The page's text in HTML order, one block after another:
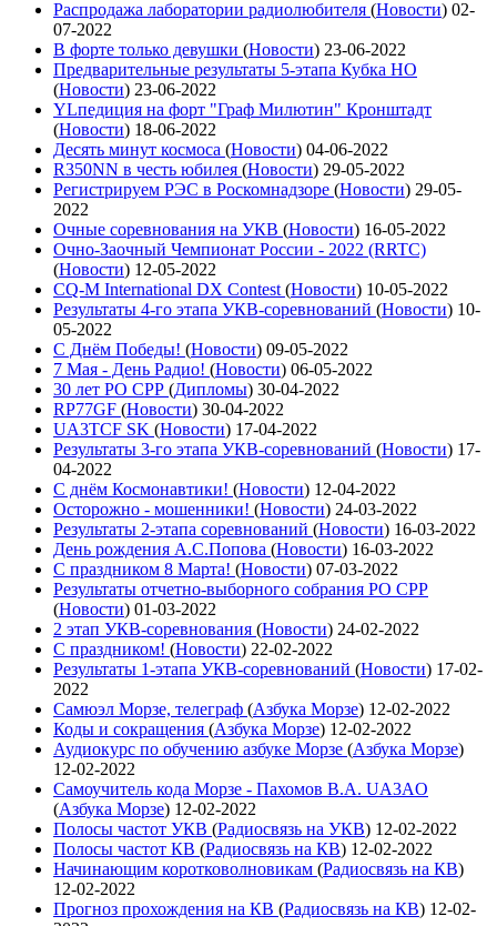
Распродажа лаборатории радиолюбителя (Новости) 02-
07-2022
В форте только девушки (Новости) 23-06-2022
Предварительные результаты 5-этапа Кубка НО
(Новости) 23-06-2022
YLпедиция на форт "Граф Милютин" Кронштадт
(Новости) 18-06-2022
Десять минут космоса (Новости) 04-06-2022
R350NN в честь юбилея (Новости) 29-05-2022
Регистрируем РЭС в Роскомнадзоре (Новости) 29-05-
2022
Очные соревнования на УКВ (Новости) 16-05-2022
Очно-Заочный Чемпионат России - 2022 (RRTC)
(Новости) 12-05-2022
CQ-M International DX Contest (Новости) 10-05-2022
Результаты 4-го этапа УКВ-соревнований (Новости) 10-
05-2022
С Днём Победы! (Новости) 09-05-2022
7 Мая - День Радио! (Новости) 06-05-2022
30 лет РО СРР (Дипломы) 30-04-2022
RP77GF (Новости) 30-04-2022
UA3TCF SK (Новости) 17-04-2022
Результаты 3-го этапа УКВ-соревнований (Новости) 17-
04-2022
С днём Космонавтики! (Новости) 12-04-2022
Осторожно - мошенники! (Новости) 24-03-2022
Результаты 2-этапа соревнований (Новости) 16-03-2022
День рождения А.С.Попова (Новости) 16-03-2022
С праздником 8 Марта! (Новости) 07-03-2022
Результаты отчетно-выборного собрания РО СРР
(Новости) 01-03-2022
2 этап УКВ-соревнования (Новости) 24-02-2022
С праздником! (Новости) 22-02-2022
Результаты 1-этапа УКВ-соревнований (Новости) 17-02-
2022
Самюэл Морзе, телеграф (Азбука Морзе) 12-02-2022
Коды и сокращения (Азбука Морзе) 12-02-2022
Аудиокурс по обучению азбуке Морзе (Азбука Морзе)
12-02-2022
Самоучитель кода Морзе - Пахомов В.А. UA3AO
(Азбука Морзе) 12-02-2022
Полосы частот УКВ (Радиосвязь на УКВ) 12-02-2022
Полосы частот КВ (Радиосвязь на КВ) 12-02-2022
Начинающим коротковолновикам (Радиосвязь на КВ)
12-02-2022
Прогноз прохождения на КВ (Радиосвязь на КВ) 12-02-